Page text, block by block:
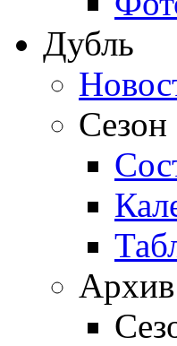
Дубль
Сезон
Архив